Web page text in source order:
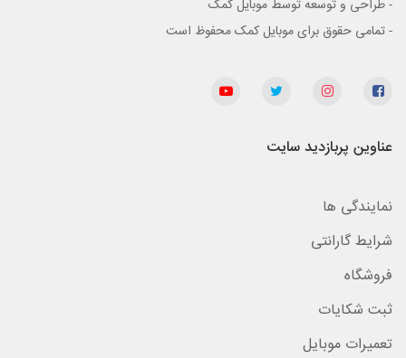
- طراحی و توسعه توسط موبایل کمک
- تمامی حقوق برای موبایل کمک محفوظ است
عناوین پربازدید سایت
نمایندگی ها
شرایط گارانتی
فروشگاه
ثبت شکایات
تعمیرات موبایل